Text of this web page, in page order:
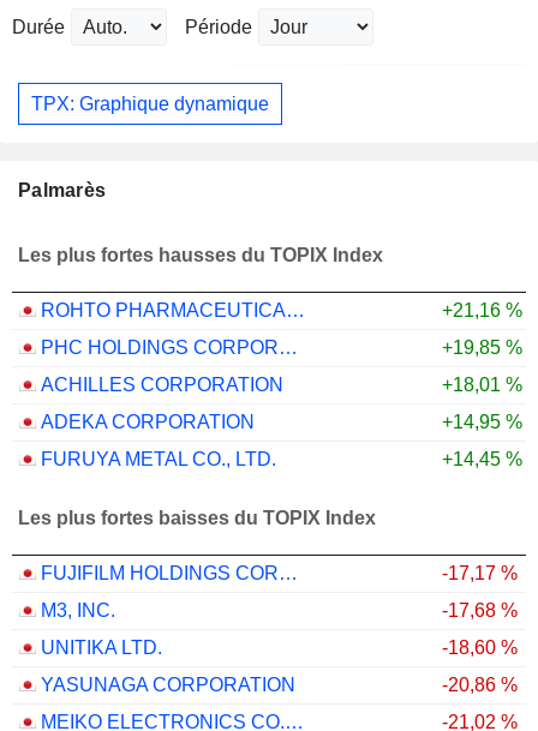
Durée Période
TPX: Graphique dynamique
Palmarès
Les plus fortes hausses du TOPIX Index
ROHTO PHARMACEUTICAL CO.,LTD.
+21,16 %
PHC HOLDINGS CORPORATION
+19,85 %
ACHILLES CORPORATION
+18,01 %
ADEKA CORPORATION
+14,95 %
FURUYA METAL CO., LTD.
+14,45 %
Les plus fortes baisses du TOPIX Index
FUJIFILM HOLDINGS CORPORATION
-17,17 %
M3, INC.
-17,68 %
UNITIKA LTD.
-18,60 %
YASUNAGA CORPORATION
-20,86 %
MEIKO ELECTRONICS CO., LTD.
-21,02 %